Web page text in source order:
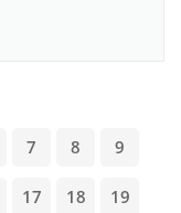
7 8 9
17 18 19